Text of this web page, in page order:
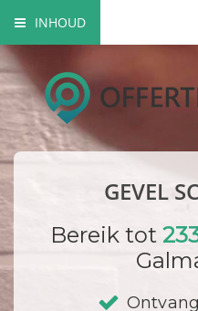
INHOUD
Mogelijke gevel schilderwerken
Verfsoorten
Hoe gaat een schilder te
Bedrijf registrerenGEVEL
Bereik tot